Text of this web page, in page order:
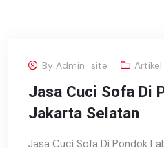
ByAdmin_site Artikel
Jasa Cuci Sofa Di
Jakarta Selatan
Jasa Cuci Sofa Di Pondok